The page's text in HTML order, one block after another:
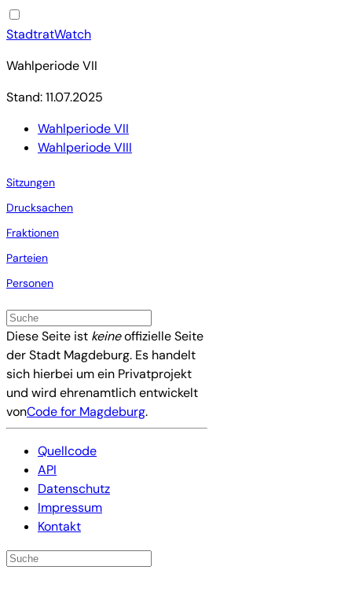
StadtratWatch
Wahlperiode VII
Stand: 11.07.2025
Wahlperiode VII
Wahlperiode VIII
Sitzungen
Drucksachen
Fraktionen
Parteien
Personen
Diese Seite ist keineoffizielle Seite
der Stadt Magdeburg. Es handelt
sich hierbei um ein Privatprojekt
und wird ehrenamtlich entwickelt
vonCode for Magdeburg.
Quellcode
API
Datenschutz
Impressum
Kontakt